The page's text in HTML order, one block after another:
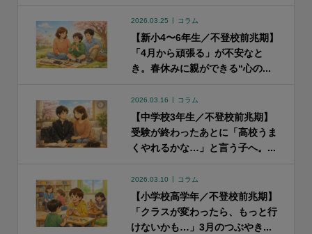
2026.03.25 コラム
【新小4〜6年生／不登校前兆期】
「4月から頑張る」が不安なと
き。春休みに親ができる“心の...
2026.03.16 コラム
【中学校3年生／不登校前兆期】
受験が終わったあとに「高校うま
くやれるかな…」と言う子へ。...
2026.03.10 コラム
【小学校高学年／不登校前兆期】
「クラスが変わったら、もっと行
けないかも…」3月のつぶやき...